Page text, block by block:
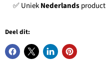
✅ UniekNederlandsproduct
Deel dit: